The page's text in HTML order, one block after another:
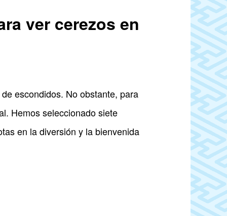
ver cerezos en
escondidos. No obstante, para
Hemos seleccionado siete
en la diversión y la bienvenida